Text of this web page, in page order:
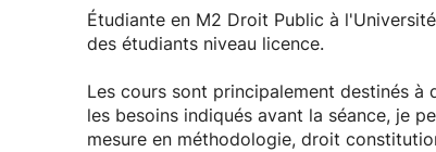
Étudiante en M2 Droit Public à
des étudiants niveau licence.
Les cours sont principalement destinés
les besoins indiqués avant la séance, je
mesure en méthodologie, droit